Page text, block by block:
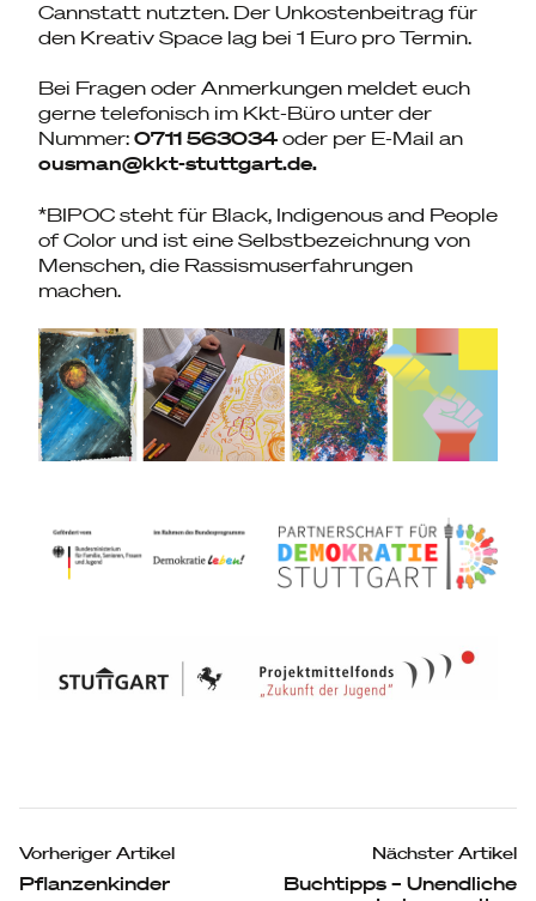
Cannstatt nutzten. Der Unkostenbeitrag für
den Kreativ Space lag bei 1 Euro pro Termin.
Bei Fragen oder Anmerkungen meldet euch
gerne telefonisch im Kkt-Büro unter der
Nummer: 0711 563034 oder per E-Mail an
ousman@kkt-stuttgart.de.
*BIPOC steht für Black, Indigenous and People
of Color und ist eine Selbstbezeichnung von
Menschen, die Rassismuserfahrungen
machen.
Beitragsnavigation
Vorheriger Artikel
Pflanzenkinder
Nächster Artikel
Buchtipps – Unendliche